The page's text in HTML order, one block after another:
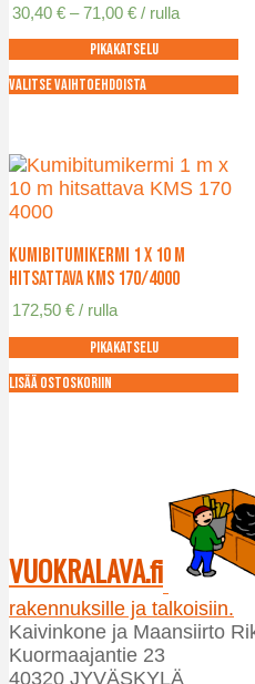
30,40€ – 71,00€Hintaluokka:
-
71,00 €
/ rulla
Pikakatselu
Valitse vaihtoehdoista
on
useampi
muunnelma.
Voit
tehdä
valinnat
tuotteen
sivulla.
Kumibitumikermi 1 x 10 m
hitsattava KMS 170/4000
172,50€ / rulla
Pikakatselu
Lisää ostoskoriin
VUOKRALAVA.fi
rakennuksille ja talkoisiin.
Kaivinkone ja Maansiirto
Kuormaajantie 23
40320 JYVÄSKYLÄ